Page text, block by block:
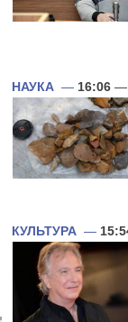
НАУКА — 16:06 —
КУЛЬТУРА —